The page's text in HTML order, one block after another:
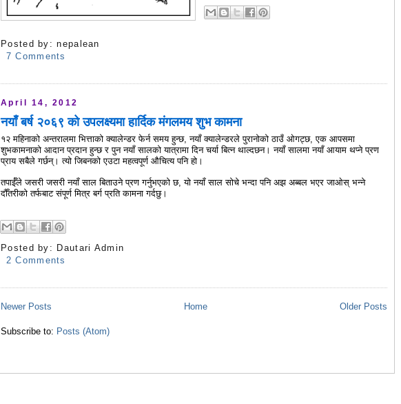
Posted by:nepalean
7 Comments
April 14, 2012
नयाँ बर्ष २०६९ को उपलक्ष्यमा हार्दिक मंगलमय शुभ कामना
१२ महिनाको अन्तरालमा भित्ताको क्यालेन्डर फेर्न समय हुन्छ, नयाँ क्यालेन्डरले पुरानोको ठाउँ ओगट्छ, एक आपसमा
शुभकामनाको आदान प्रदान हुन्छ र पुन नयाँ सालको यात्रामा दिन चर्या बित्न थाल्दछन। नयाँ सालमा नयाँ आयाम थप्ने प्रण
प्राय सबैले गर्छन्। त्यो जिबनको एउटा महत्वपूर्ण औचित्य पनि हो।
तपाईँले जसरी जसरी नयाँ साल बिताउने प्रण गर्नुभएको छ, यो नयाँ साल सोचे भन्दा पनि अझ अब्बल भएर जाओस् भन्ने
दौँतरीको तर्फबाट संपूर्ण मित्र बर्ग प्रति कामना गर्दछु।
Posted by: Dautari Admin
2 Comments
Newer Posts Older Posts
Home
Subscribe to: Posts (Atom)